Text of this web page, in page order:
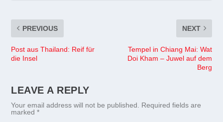
PREVIOUS
Post aus Thailand: Reif für
die Insel
NEXT
Tempel in Chiang Mai: Wat
Doi Kham – Juwel auf dem
Berg
LEAVE A REPLY
Your email address will not be published.
Required fields are
marked*